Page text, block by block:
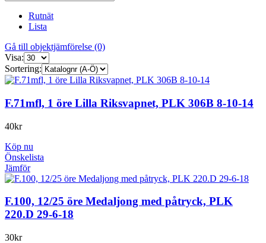
Rutnät
Lista
Gå till objektjämförelse (0)
Visa:
Sortering:
F.71mfl, 1 öre Lilla Riksvapnet, PLK 306B 8-10-14
40kr
Köp nu
Önskelista
Jämför
F.100, 12/25 öre Medaljong med påtryck, PLK
220.D 29-6-18
30kr